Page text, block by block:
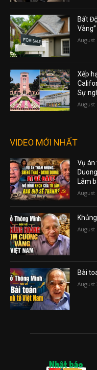
Bất
August
Xếp
Sự
August
VIDEO MỚI NHẤT
Vụ án
Lâm
August
August
Bài
August